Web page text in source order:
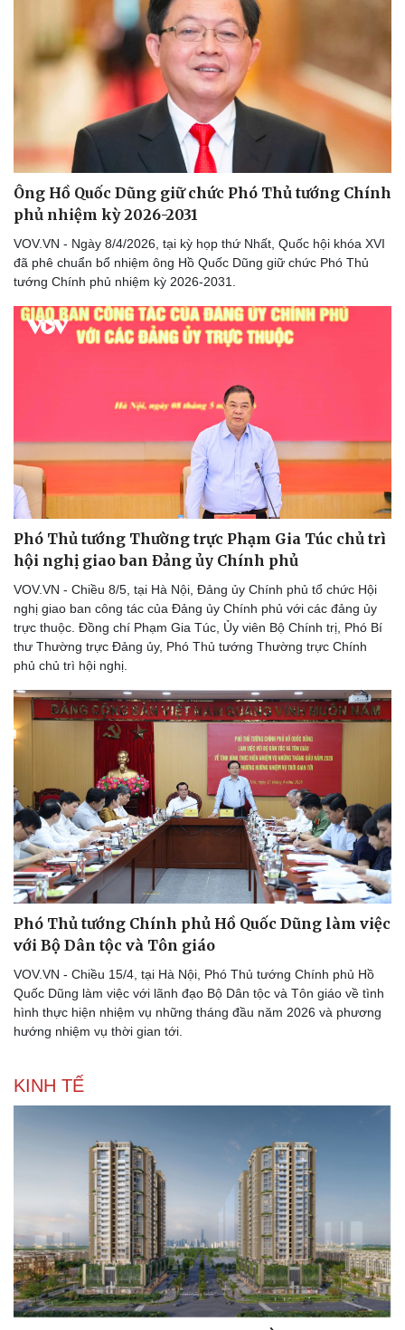
Thể thao
Bóng đá
Lịch thi đấu bóng đá
Thế giới thể thao
eSports
Hậu trường
Ô tô - Xe máy
Ô tô
Xe máy
Tư vấn
Ông Hồ Quốc Dũng giữ chức Phó Thủ tướng Chính
phủ nhiệm kỳ 2026-2031
VOV.VN - Ngày 8/4/2026, tại kỳ họp thứ Nhất, Quốc hội khóa XVI
đã phê chuẩn bổ nhiệm ông Hồ Quốc Dũng giữ chức Phó Thủ
tướng Chính phủ nhiệm kỳ 2026-2031.
Phó Thủ tướng Thường trực Phạm Gia Túc chủ trì
hội nghị giao ban Đảng ủy Chính phủ
VOV.VN - Chiều 8/5, tại Hà Nội, Đảng ủy Chính phủ tổ chức Hội
nghị giao ban công tác của Đảng ủy Chính phủ với các đảng ủy
trực thuộc. Đồng chí Phạm Gia Túc, Ủy viên Bộ Chính trị, Phó Bí
thư Thường trực Đảng ủy, Phó Thủ tướng Thường trực Chính
phủ chủ trì hội nghị.
Phó Thủ tướng Chính phủ Hồ Quốc Dũng làm việc
với Bộ Dân tộc và Tôn giáo
VOV.VN - Chiều 15/4, tại Hà Nội, Phó Thủ tướng Chính phủ Hồ
Quốc Dũng làm việc với lãnh đạo Bộ Dân tộc và Tôn giáo về tình
hình thực hiện nhiệm vụ những tháng đầu năm 2026 và phương
hướng nhiệm vụ thời gian tới.
KINH TẾ